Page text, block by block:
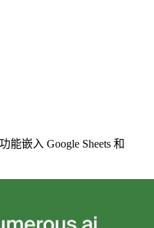
能嵌入 Google Sheets 和